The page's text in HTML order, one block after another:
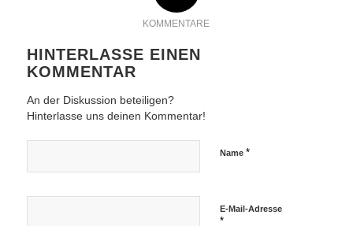
KOMMENTARE
HINTERLASSE EINEN
KOMMENTAR
An der Diskussion beteiligen?
Hinterlasse uns deinen Kommentar!
Name *
E-Mail-Adresse
*